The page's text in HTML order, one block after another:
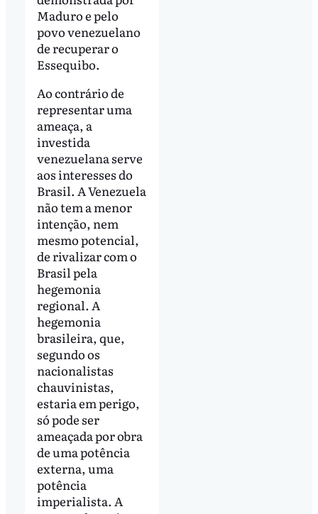
Maduro e pelo
povo venezuelano
de recuperar o
Essequibo.
Ao contrário de
representar uma
ameaça, a
investida
venezuelana serve
aos interesses do
Brasil. A Venezuela
não tem a menor
intenção, nem
mesmo potencial,
de rivalizar com o
Brasil pela
hegemonia
regional. A
hegemonia
brasileira, que,
segundo os
nacionalistas
chauvinistas,
estaria em perigo,
só pode ser
ameaçada por obra
de uma potência
externa, uma
potência
imperialista. A